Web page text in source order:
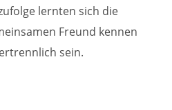
lernten sich die
Freund kennen
sein.